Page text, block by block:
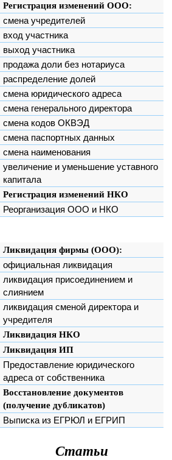
Регистрация изменений ООО:
смена учредителей
вход участника
выход участника
продажа доли без нотариуса
распределение долей
смена юридического адреса
смена генерального директора
смена кодов ОКВЭД
смена паспортных данных
смена наименования
увеличение и уменьшение уставного
капитала
Регистрация изменений НКО
Реорганизация ООО и НКО
Ликвидация фирмы (ООО):
официальная ликвидация
ликвидация присоединением и
слиянием
ликвидация сменой директора и
учредителя
Ликвидация НКО
Ликвидация ИП
Предоставление юридического
адреса от собственника
Восстановление документов
(получение дубликатов)
Выписка из ЕГРЮЛ и ЕГРИП
Статьи